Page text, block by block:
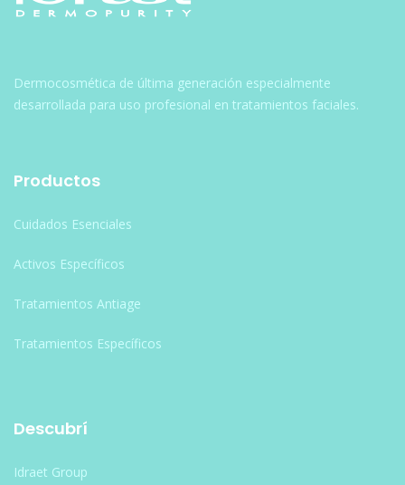
Dermocosmética de última generación especialmente
desarrollada para uso profesional en tratamientos faciales.
Productos
Cuidados Esenciales
Activos Específicos
Tratamientos Antiage
Tratamientos Específicos
Descubrí
Idraet Group